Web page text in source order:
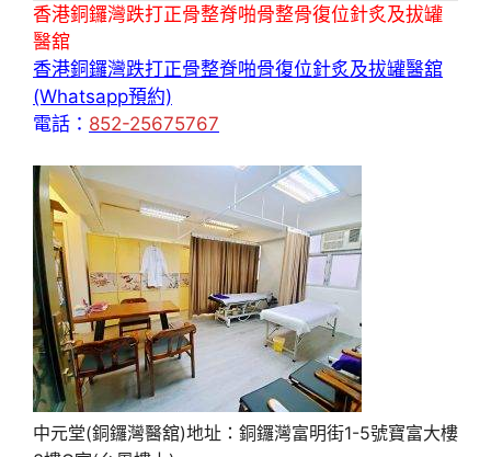
香港銅鑼灣跌打正骨整脊啪骨整骨復位針炙及拔罐
醫舘
香港銅鑼灣跌打正骨整脊啪骨復位針炙及拔罐醫舘
(Whatsapp預約)
電話： 852-25675767
中元堂(銅鑼灣醫舘)地址：銅鑼灣富明街1-5號寶富大樓